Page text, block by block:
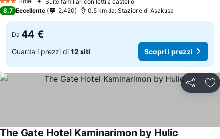
3 Stelle Suite familiari con letti a castello
8,7 Eccellente 2.420 0.5 km da: Stazione di Asakusa
Da 44 €
Guarda i prezzi di 12 siti Scopri i prezzi
Condividi
The Gate Hotel Kaminarimon by Hulic